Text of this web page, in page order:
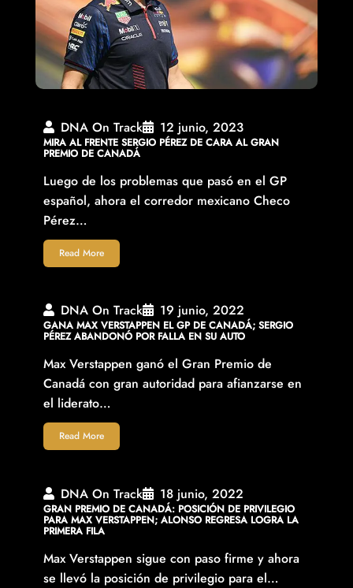
DNA On Track 12 junio, 2023
MIRA AL FRENTE SERGIO PÉREZ DE CARA AL GRAN
PREMIO DE CANADÁ
Luego de los problemas que pasó en el GP
español, ahora el corredor mexicano Checo
Pérez…
Read More
DNA On Track 19 junio, 2022
GANA MAX VERSTAPPEN EL GP DE CANADÁ; SERGIO
PÉREZ ABANDONÓ POR FALLA EN SU AUTO
Max Verstappen ganó el Gran Premio de
Canadá con gran autoridad para afianzarse en
el liderato…
Read More
DNA On Track 18 junio, 2022
GRAN PREMIO DE CANADÁ: POSICIÓN DE PRIVILEGIO
PARA MAX VERSTAPPEN; ALONSO REGRESA LOGRA LA
PRIMERA FILA
Max Verstappen sigue con paso firme y ahora
se llevó la posición de privilegio para el…